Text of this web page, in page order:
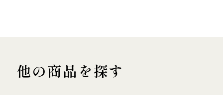
他の商品を探す